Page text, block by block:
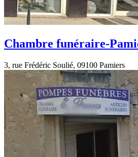
Chambre funéraire-
3, rue Frédéric Soulié, 09100 Pamiers